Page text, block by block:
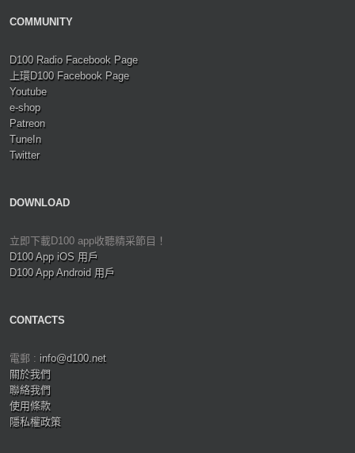
COMMUNITY
D100 Radio Facebook Page
上環D100 Facebook Page
Youtube
e-shop
Patreon
TuneIn
Twitter
DOWNLOAD
立即下載D100 app收聽精采節目！
D100 App iOS 用戶
D100 App Android 用戶
CONTACTS
電郵 : info@d100.net
關於我們
聯絡我們
使用條款
隱私權政策